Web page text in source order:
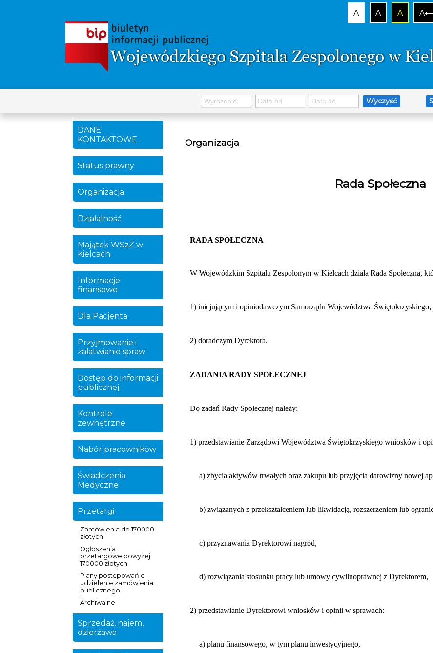
A
A
A
Wyczyść
DANE
KONTAKTOWE
Status prawny
Organizacja
Działalność
Majątek WSzZ w
Kielcach
Informacje
finansowe
Dla Pacjenta
Przyjmowanie i
załatwianie spraw
Dostęp do informacji
publicznej
Kontrole
zewnętrzne
Nabór pracowników
Świadczenia
Medyczne
Przetargi
Zamówienia do 170000
złotych
Ogłoszenia
przetargowe powyżej
170000 złotych
Plany postępowań o
udzielenie zamówienia
publicznego
Archiwalne
Sprzedaż, najem,
dzierżawa
Organizacja
Rada Społeczna
RADA SPOŁECZNA
W Wojewódzkim Szpitalu Zespolonym w Kielcach działa Rada Społeczna,
1) inicjującym i opiniodawczym Samorządu Województwa Świętokrzyskiego;
2) doradczym Dyrektora.
ZADANIA RADY SPOŁECZNEJ
Do zadań Rady Społecznej należy:
1) przedstawianie Zarządowi Województwa Świętokrzyskiego wniosków i
a) zbycia aktywów trwałych oraz zakupu lub przyjęcia darowizny nowej
b) związanych z przekształceniem lub likwidacją, rozszerzeniem lub
c) przyznawania Dyrektorowi nagród,
d) rozwiązania stosunku pracy lub umowy cywilnoprawnej z Dyrektorem,
2) przedstawianie Dyrektorowi wniosków i opinii w sprawach:
a) planu finansowego, w tym planu inwestycyjnego,